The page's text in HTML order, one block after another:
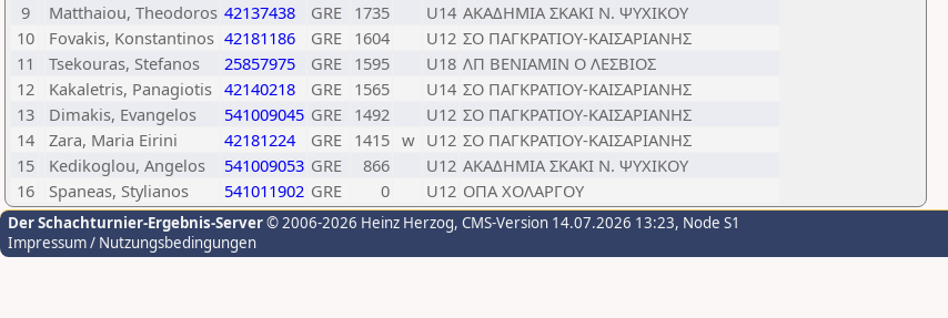
9
Matthaiou, Theodoros 42137438 GRE 1735 U14 ΑΚΑΔΗΜΙΑ ΣΚΑΚΙ Ν. ΨΥΧΙΚΟΥ
10
Fovakis, Konstantinos 42181186 GRE 1604 U12 ΣΟ ΠΑΓΚΡΑΤΙΟΥ-ΚΑΙΣΑΡΙΑΝΗΣ
11
Tsekouras, Stefanos 25857975 GRE 1595 U18 ΛΠ ΒΕΝΙΑΜΙΝ Ο ΛΕΣΒΙΟΣ
12
Kakaletris, Panagiotis 42140218 GRE 1565 U14 ΣΟ ΠΑΓΚΡΑΤΙΟΥ-ΚΑΙΣΑΡΙΑΝΗΣ
13
Dimakis, Evangelos 541009045 GRE 1492 U12 ΣΟ ΠΑΓΚΡΑΤΙΟΥ-ΚΑΙΣΑΡΙΑΝΗΣ
14
Zara, Maria Eirini 42181224 GRE 1415 w U12 ΣΟ ΠΑΓΚΡΑΤΙΟΥ-ΚΑΙΣΑΡΙΑΝΗΣ
15
Kedikoglou, Angelos 541009053 GRE 866 U12 ΑΚΑΔΗΜΙΑ ΣΚΑΚΙ Ν. ΨΥΧΙΚΟΥ
16
Spaneas, Stylianos 541011902 GRE 0 U12 ΟΠΑ ΧΟΛΑΡΓΟΥ
Der Schachturnier-Ergebnis-Server© 2006-2026 Heinz Herzog, CMS-Version 14.07.2026 13:23, Node S1
Impressum / Nutzungsbedingungen